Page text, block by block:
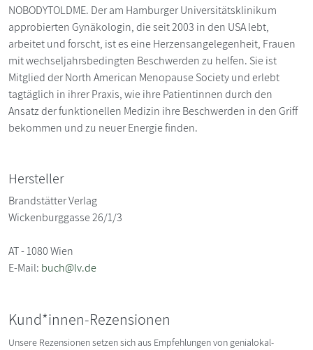
NOBODYTOLDME. Der am Hamburger Universitätsklinikum
approbierten Gynäkologin, die seit 2003 in den USA lebt,
arbeitet und forscht, ist es eine Herzensangelegenheit, Frauen
mit wechseljahrsbedingten Beschwerden zu helfen. Sie ist
Mitglied der North American Menopause Society und erlebt
tagtäglich in ihrer Praxis, wie ihre Patientinnen durch den
Ansatz der funktionellen Medizin ihre Beschwerden in den Griff
bekommen und zu neuer Energie finden.
Hersteller
Brandstätter Verlag
Wickenburggasse 26/1/3
AT - 1080 Wien
E-Mail: buch@lv.de
Kund*innen-Rezensionen
Unsere Rezensionen setzen sich aus Empfehlungen von genialokal-